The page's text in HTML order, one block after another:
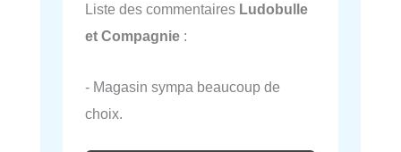
Liste des commentaires Ludobulle
et Compagnie :
- Magasin sympa beaucoup de
choix.